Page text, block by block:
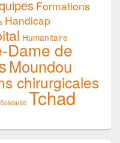
Formations
Handicap
Humanitaire
Dame de
Moundou
chirurgicales
Solidarité Tchad